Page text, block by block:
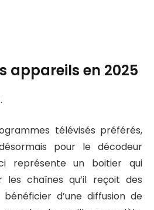
appareils en 2025
télévisés préférés,
pour le décodeur
représente un boitier qui
les chaînes qu’il reçoit des
d’une diffusion de